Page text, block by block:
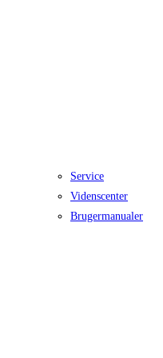
Service
Videnscenter
Brugermanualer